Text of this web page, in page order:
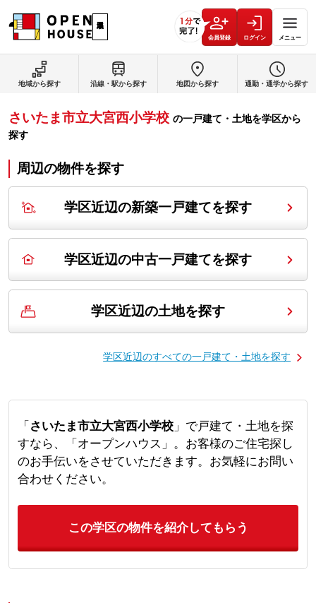
会員登録 ログイン メニュー
地域から探す 沿線・駅から探す 地図から探す 通勤・通学から探す
さいたま市立大宮西小学校 の一戸建て・土地を学区から
探す
周辺の物件を探す
学区近辺の新築一戸建てを探す
学区近辺の中古一戸建てを探す
学区近辺の土地を探す
学区近辺のすべての一戸建て・土地を探す
「 さいたま市立大宮西小学校」で戸建て・土地を探
すなら、「オープンハウス」。お客様のご住宅探し
のお手伝いをさせていただきます。お気軽にお問い
合わせください。
この学区の物件を紹介してもらう